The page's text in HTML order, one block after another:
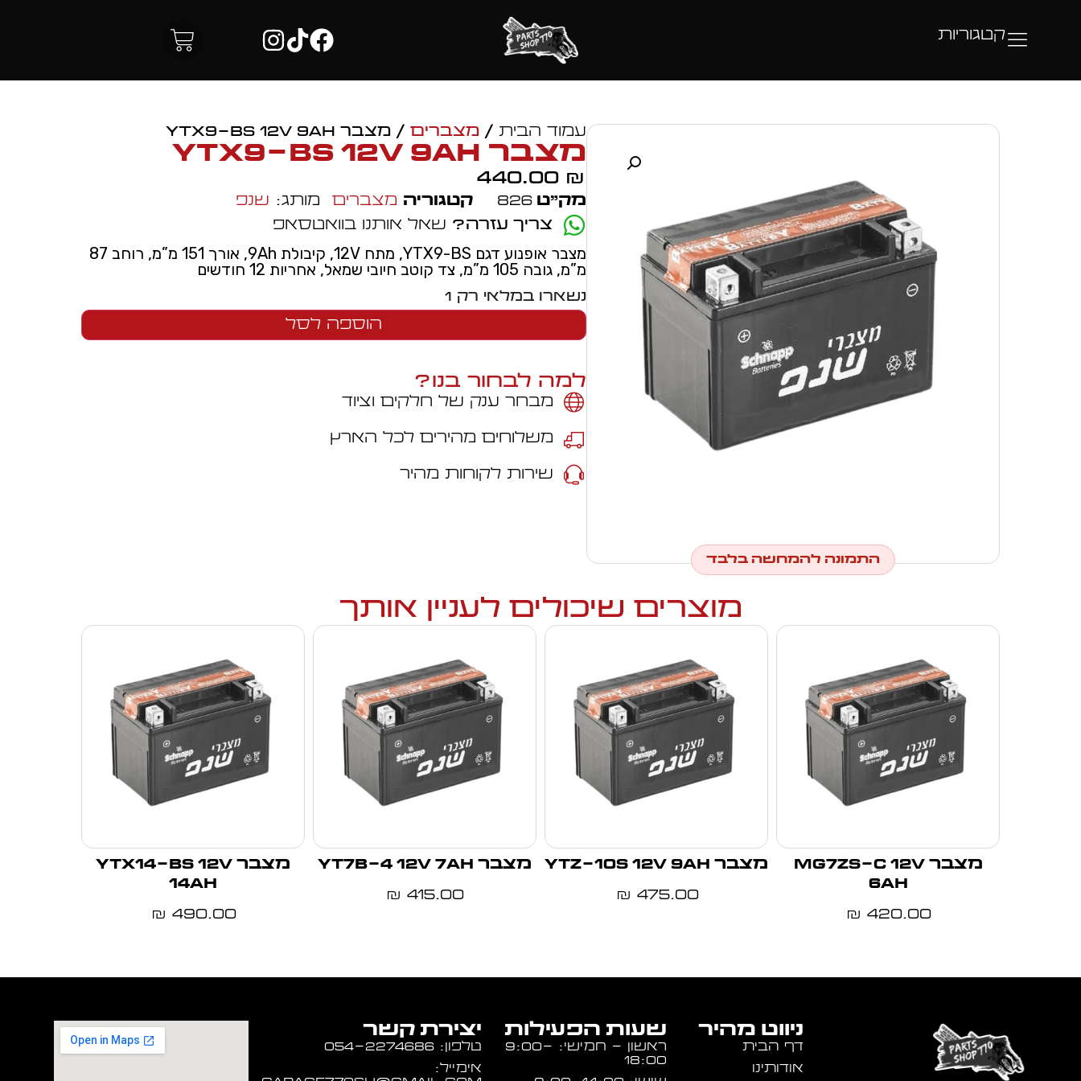
קטגוריות
התמונה להמחשה בלבד
עמוד הבית/ מצברים/ מצבר YTX9-BS 12V 9Ah
מצבר YTX9-BS 12V 9Ah
440.00 ₪
מק״ט 826 קטגוריה מצברים מותג: שנפ
צריך עזרה? שאל אותנו בוואטסאפ
מצבר אופנוע דגם YTX9-BS, מתח 12V, קיבולת 9Ah, אורך 151 מ”מ, רוחב 87
מ”מ, גובה 105 מ”מ, צד קוטב חיובי שמאל, אחריות 12 חודשים
נשארו במלאי רק 1
הוספה לסל
למה לבחור בנו?
מבחר ענק של חלקים וציוד
משלוחים מהירים לכל הארץ
שירות לקוחות מהיר
מוצרים שיכולים לעניין אותך
מצבר MG7ZS-C 12V
6Ah
420.00
₪
מצבר YTZ-10S 12V 9Ah
475.00
₪
מצבר YT7B-4 12V 7Ah
415.00
₪
מצבר YTX14-BS 12V
14Ah
490.00
₪
ניווט מהיר
דף הבית
אודותינו
שעות הפעילות
ראשון - חמישי: 9:00-
18:00
יצירת קשר
טלפון: 054-2274686
אימייל: